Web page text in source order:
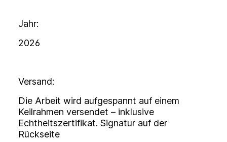
Jahr:
2026
Versand:
Die Arbeit wird aufgespannt auf einem
Keilrahmen versendet – inklusive
Echtheitszertifikat. Signatur auf der
Rückseite